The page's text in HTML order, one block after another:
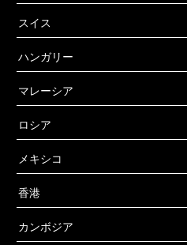
スイス
ハンガリー
マレーシア
ロシア
メキシコ
香港
カンボジア